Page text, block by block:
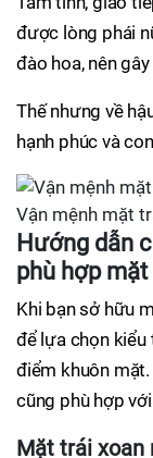
được lòng phái
đào hoa, nên
Thế nhưng về
hạnh phúc và
Vận mệnh mặt
Hướng dẫn
phù hợp
Khi bạn sở hữu
để lựa chọn kiểu
điểm khuôn
cũng phù hợp
Mặt trái xoan